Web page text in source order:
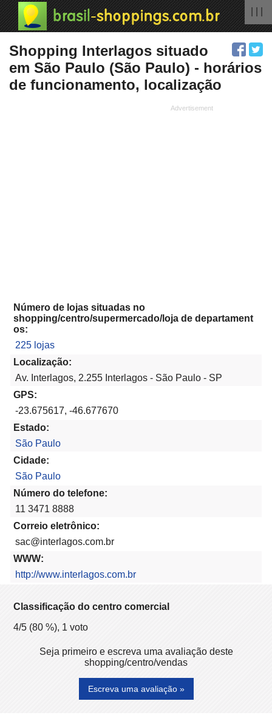
Shopping Interlagos situado
em São Paulo (São Paulo) - horários
de funcionamento, localização
Número de lojas situadas no
shopping/centro/supermercado/loja de departament
os:
225 lojas
Localização:
Av. Interlagos, 2.255 Interlagos - São Paulo - SP
GPS:
-23.675617, -46.677670
Estado:
São Paulo
Cidade:
São Paulo
Número do telefone:
11 3471 8888
Correio eletrônico:
sac@interlagos.com.br
WWW:
http://www.interlagos.com.br
Classificação do centro comercial
4/5 (80 %), 1 voto
Seja primeiro e escreva uma avaliação deste
shopping/centro/vendas
Escreva uma avaliação »